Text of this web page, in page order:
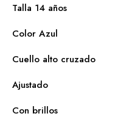
Talla 14 años
Color Azul
Cuello alto cruzado
Ajustado
Con brillos